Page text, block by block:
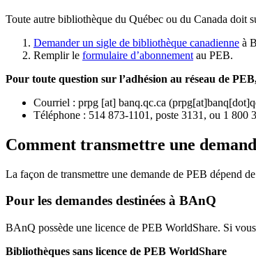
Toute autre bibliothèque du Québec ou du Canada doit
Demander un sigle de bibliothèque canadienne à
Remplir le formulaire d’abonnement au PEB.
Pour toute question sur l’adhésion au réseau de
Courriel : prpg [at] banq.qc.ca (
Téléphone : 514 873-1101, poste 3131, ou 1 800
Comment transmettre une
La façon de transmettre une demande de PEB dépend
Pour les demandes destinées à BAnQ
BAnQ possède une licence de PEB WorldShare. Si
Bibliothèques sans licence de PEB WorldShare